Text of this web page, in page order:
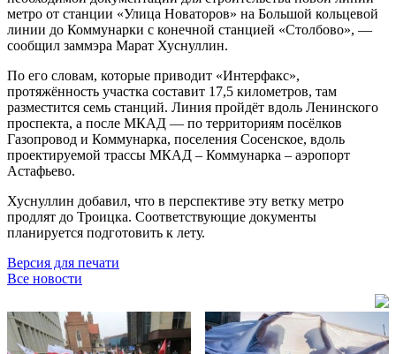
метро от станции «Улица Новаторов» на Большой кольцевой
линии до Коммунарки с конечной станцией «Столбово», —
сообщил заммэра Марат Хуснуллин.
По его словам, которые приводит «Интерфакс»,
протяжённость участка составит 17,5 километров, там
разместится семь станций. Линия пройдёт вдоль Ленинского
проспекта, а после МКАД — по территориям посёлков
Газопровод и Коммунарка, поселения Сосенское, вдоль
проектируемой трассы МКАД – Коммунарка – аэропорт
Астафьево.
Хуснуллин добавил, что в перспективе эту ветку метро
продлят до Троицка. Соответствующие документы
планируется подготовить к лету.
Версия для печати
Все новости